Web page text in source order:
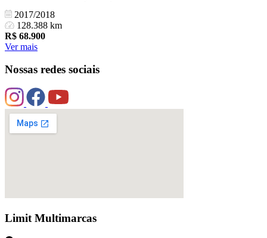
2017/2018
128.388 km
R$ 68.900
Ver mais
Nossas redes sociais
Limit Multimarcas